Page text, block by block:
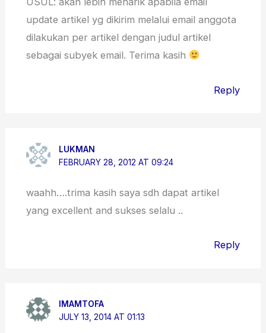
update artikel yg dikirim melalui email anggota
dilakukan per artikel dengan judul artikel
sebagai subyek email. Terima kasih
Reply
LUKMAN
FEBRUARY 28, 2012 AT 09:24
waahh….trima kasih saya sdh dapat artikel
yang excellent and sukses selalu ..
Reply
IMAMTOFA
JULY 13, 2014 AT 01:13